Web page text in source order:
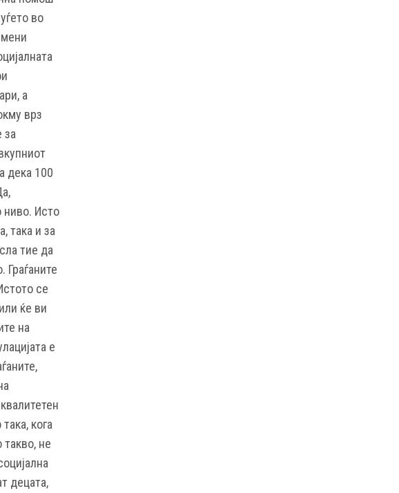
во
а
врз
за
дека 100
ниво. Исто
така и за
тие да
Граѓаните
се
ќе ви
на
е
кога
не
децата,